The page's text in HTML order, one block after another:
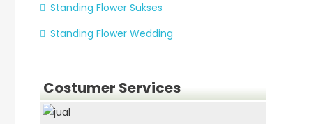
Standing Flower Sukses
Standing Flower Wedding
Costumer Services